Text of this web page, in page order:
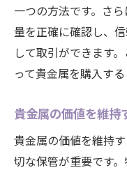
一つの方法です。さ
量を正確に確認し、
して取引ができます
って貴金属を購入する
貴金属の価値を維持
貴金属の価値を維持
切な保管が重要です